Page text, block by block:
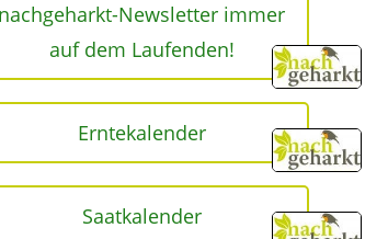
nachgeharkt-Newsletter immer
auf dem Laufenden!
Erntekalender
Saatkalender